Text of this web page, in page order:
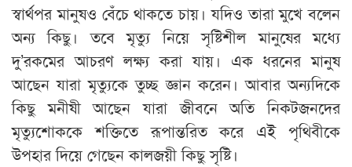
স্বার্থপর মানুষও বেঁচে থাকতে চায়। যদিও তারা মুখে বলেন
অন্য কিছু। তবে মৃত্যু নিয়ে সৃষ্টিশীল মানুষের মধ্যে
দু’রকমের আচরণ লক্ষ্য করা যায়। এক ধরনের মানুষ
আছেন যারা মৃত্যুকে তুচ্ছ জ্ঞান করেন। আবার অন্যদিকে
কিছু মনীষী আছেন যারা জীবনে অতি নিকটজনদের
মৃত্যুশোককে শক্তিতে রূপান্তরিত করে এই পৃথিবীকে
উপহার দিয়ে গেছেন কালজয়ী কিছু সৃষ্টি।